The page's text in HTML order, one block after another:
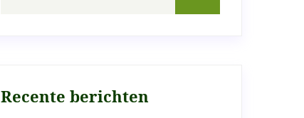
Recente berichten